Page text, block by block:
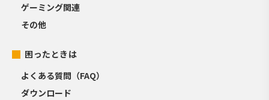
ゲーミング関連
その他
困ったときは
よくある質問（FAQ）
ダウンロード